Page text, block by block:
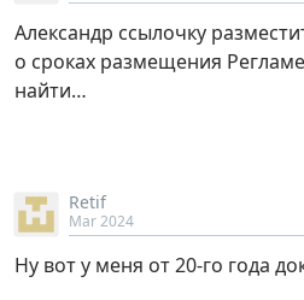
Александр ссылочку
о сроках размещения
найти…
Retif
Mar 2024
Ну вот у меня от 20-го года